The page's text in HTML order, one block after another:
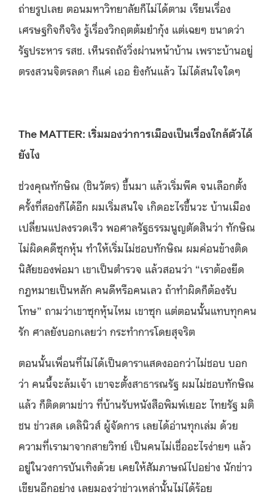
ถ่ายรูปเลย ตอนมหาวิทยาลัยก็ไม่ได้ตาม เรียนเรื่อง
เศรษฐกิจก็จริง รู้เรื่องวิกฤตต้มยำกุ้ง แต่เฉยๆ ขนาดว่า
รัฐประหาร รสช. เห็นรถถังวิ่งผ่านหน้าบ้าน เพราะบ้านอยู่
ตรงสวนจิตรลดา ก็แค่ เออ ยิงกันแล้ว ไม่ได้สนใจใดๆ
The MATTER: เริ่มมองว่าการเมืองเป็นเรื่องใกล้ตัวได้
ยังไง
ช่วงคุณทักษิณ (ชินวัตร) ขึ้นมา แล้วเริ่มพีค จนเลือกตั้ง
ครั้งที่สองก็ได้อีก ผมเริ่มสนใจ เกิดอะไรขึ้นวะ บ้านเมือง
เปลี่ยนแปลงรวดเร็ว พอศาลรัฐธรรมนูญตัดสินว่า ทักษิณ
ไม่ผิดคดีซุกหุ้น ทำให้เริ่มไม่ชอบทักษิณ ผมค่อนข้างติด
นิสัยของพ่อมา เขาเป็นตำรวจ แล้วสอนว่า “เราต้องยึด
กฎหมายเป็นหลัก คนดีหรือคนเลว ถ้าทำผิดก็ต้องรับ
โทษ” ถามว่าเขาซุกหุ้นไหม เขาซุก แต่ตอนนั้นแทบทุกคน
รัก ศาลยังบอกเลยว่า กระทำการโดยสุจริต
ตอนนั้นเพื่อนที่ไม่ได้เป็นดาราแสดงออกว่าไม่ชอบ บอก
ว่า คนนี้จะล้มเจ้า เขาจะตั้งสาธารณรัฐ ผมไม่ชอบทักษิณ
แล้ว ก็ติดตามข่าว ที่บ้านรับหนังสือพิมพ์เยอะ ไทยรัฐ มติ
ชน ข่าวสด เดลินิวส์ ผู้จัดการ เลยได้อ่านทุกเล่ม ด้วย
ความที่เรามาจากสายวิทย์ เป็นคนไม่เชื่ออะไรง่ายๆ แล้ว
อยู่ในวงการบันเทิงด้วย เคยให้สัมภาษณ์ไปอย่าง นักข่าว
เขียนอีกอย่าง เลยมองว่าข่าวเหล่านั้นไม่ได้ร้อย